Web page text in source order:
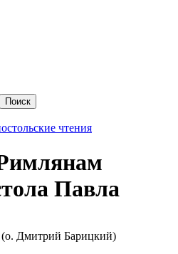
Поиск
чтения
Павла
Дмитрий Барицкий)